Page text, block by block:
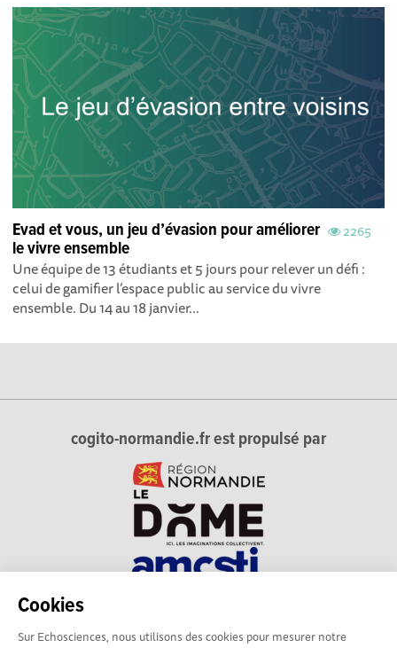
Cookies
Sur Echosciences, nous utilisons des cookies pour mesurer notre
2265
Evad et vous, un jeu d’évasion pour améliorer
le vivre ensemble
Une équipe de 13 étudiants et 5 jours pour relever un défi :
celui de gamifier l’espace public au service du vivre
ensemble. Du 14 au 18 janvier...
cogito-normandie.fr est propulsé par
technique et du dialogue science-société en Normandie.